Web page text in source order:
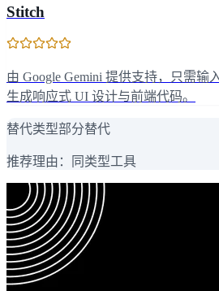
Stitch
由 Google Gemini 提供支持，只需输
生成响应式 UI 设计与前端代码。
替代类型部分替代
推荐理由： 同类型工具